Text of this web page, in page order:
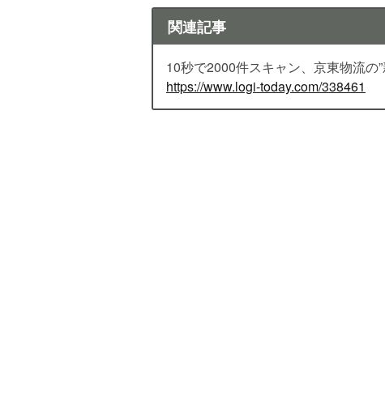
関連記事
10秒で2000件スキャン、京東物流の
https://www.logi-today.com/338461